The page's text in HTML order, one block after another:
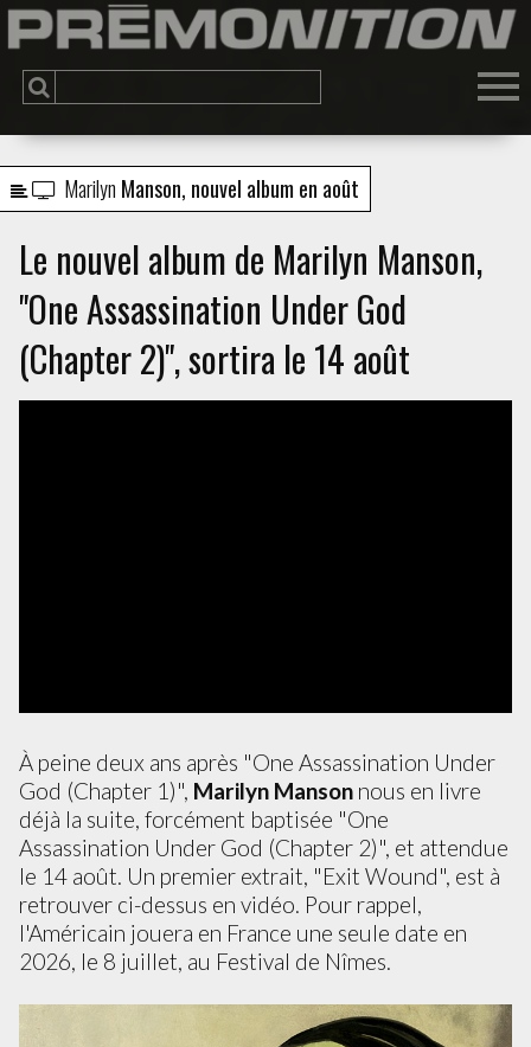
Marilyn Manson, nouvel album en août
Le nouvel album de Marilyn Manson,
"One Assassination Under God
(Chapter 2)", sortira le 14 août
À peine deux ans après "One Assassination Under
God (Chapter 1)", Marilyn Manson nous en livre
déjà la suite, forcément baptisée "One
Assassination Under God (Chapter 2)", et attendue
le 14 août. Un premier extrait, "Exit Wound", est à
retrouver ci-dessus en vidéo. Pour rappel,
l'Américain jouera en France une seule date en
2026, le 8 juillet, au Festival de Nîmes.